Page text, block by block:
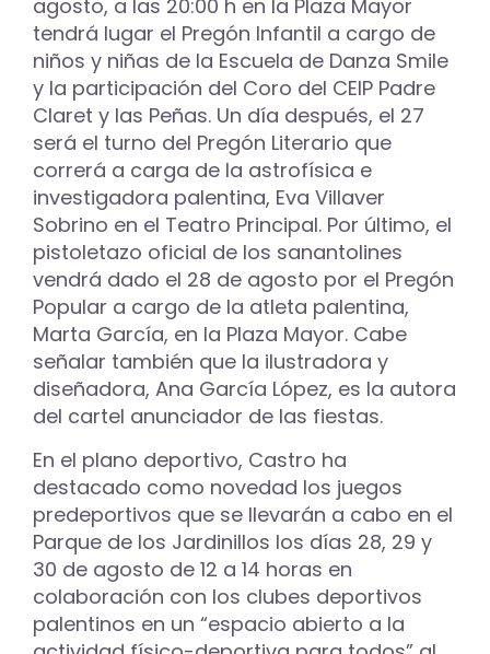
agosto, a las 20:00 h en la Plaza Mayor
tendrá lugar el Pregón Infantil a cargo de
niños y niñas de la Escuela de Danza Smile
y la participación del Coro del CEIP Padre
Claret y las Peñas. Un día después, el 27
será el turno del Pregón Literario que
correrá a carga de la astrofísica e
investigadora palentina, Eva Villaver
Sobrino en el Teatro Principal. Por último, el
pistoletazo oficial de los sanantolines
vendrá dado el 28 de agosto por el Pregón
Popular a cargo de la atleta palentina,
Marta García, en la Plaza Mayor. Cabe
señalar también que la ilustradora y
diseñadora, Ana García López, es la autora
del cartel anunciador de las fiestas.
En el plano deportivo, Castro ha
destacado como novedad los juegos
predeportivos que se llevarán a cabo en el
Parque de los Jardinillos los días 28, 29 y
30 de agosto de 12 a 14 horas en
colaboración con los clubes deportivos
palentinos en un “espacio abierto a la